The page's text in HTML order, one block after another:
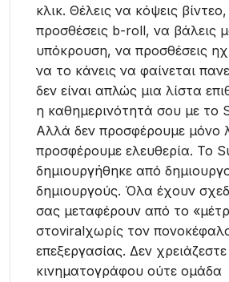
κλικ. Θέλεις να κόψεις
προσθέσεις b-roll, να βάλεις
υπόκρουση, να προσθέσεις
να το κάνεις να φαίνεται
δεν είναι απλώς μια λίστα
η καθημερινότητά σου με το
Αλλά δεν προσφέρουμε μόνο
προσφέρουμε ελευθερία. Το
δημιουργήθηκε από
δημιουργούς. Όλα έχουν
σας μεταφέρουν από το
στοviralχωρίς τον
επεξεργασίας. Δεν
κινηματογράφου ούτε ομάδα